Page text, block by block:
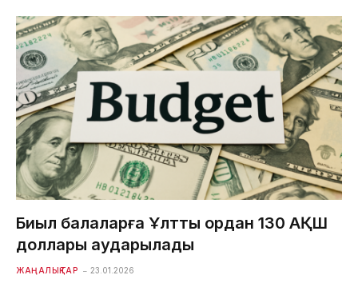
Биыл балаларға Ұлттық қордан 130 АҚШ
доллары аударылады
ЖАҢАЛЫҚТАР 23.01.2026